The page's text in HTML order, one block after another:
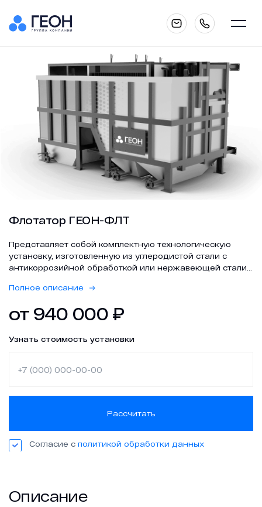
zakaz@geongroup.ru
Главная
О компании
Каталог
Услуги
Проекты
Контакты
Представляет собой комплектную технологическую
установку, изготовленную из углеродистой стали с
антикоррозийной обработкой или нержавеющей стали,
стоков взвешенных веществ, органических примесей,
эмульгированных жидких веществ методом флотации.
Полное описание
от 940 000₽
Узнать стоимость установки
Рассчитать
Согласие с политикой обработки данных
Флотатор ГЕОН-ФЛТ
Описание